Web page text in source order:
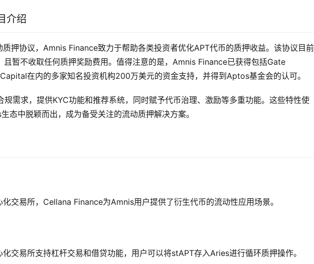
介绍
押协议，Amnis Finance致力于帮助各类投资者优化APT代币的质押收益。该协议目
且暂不收取任何质押奖励费用。值得注意的是，Amnis Finance已获得包括Gate
在内的多家知名投资机构200万美元的资金支持，并得到Aptos基金会的认可。
规需求，提供KYC功能和推荐系统，同时赋予代币治理、激励等多重功能。这些特性使
态中脱颖而出，成为备受关注的流动质押解决方案。
交易所，Cellana Finance为Amnis用户提供了衍生代币的流动性应用场景。
交易所支持杠杆交易和借贷功能，用户可以将stAPT存入Aries进行循环质押操作。